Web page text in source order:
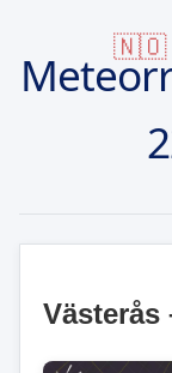
🇳🇴
Västerås